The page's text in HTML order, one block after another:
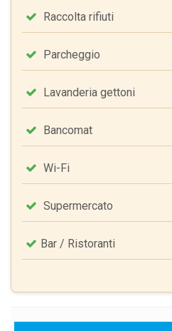
Raccolta rifiuti
Parcheggio
Lavanderia gettoni
Bancomat
Wi-Fi
Supermercato
Bar / Ristoranti